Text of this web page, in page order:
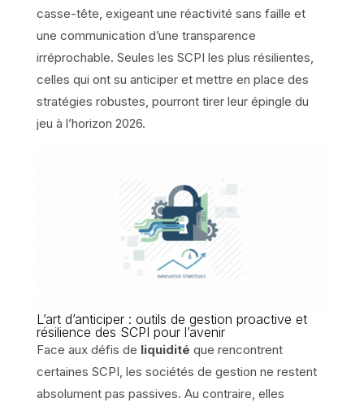
casse-tête, exigeant une réactivité sans faille et
une communication d’une transparence
irréprochable. Seules les SCPI les plus résilientes,
celles qui ont su anticiper et mettre en place des
stratégies robustes, pourront tirer leur épingle du
jeu à l’horizon 2026.
L’art d’anticiper : outils de gestion proactive et
résilience des SCPI pour l’avenir
Face aux défis de liquidité que rencontrent
certaines SCPI, les sociétés de gestion ne restent
absolument pas passives. Au contraire, elles